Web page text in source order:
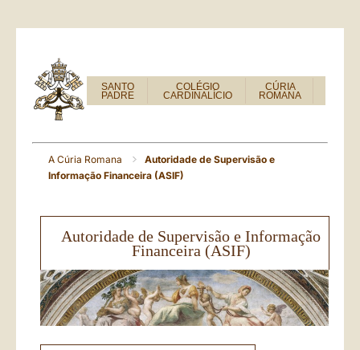
SANTO
PADRE
COLÉGIO
CARDINALÍCIO
CÚRIA
ROMANA
A Cúria Romana
Autoridade de Supervisão e
Informação Financeira (ASIF)
Autoridade de Supervisão e Informação
Financeira (ASIF)